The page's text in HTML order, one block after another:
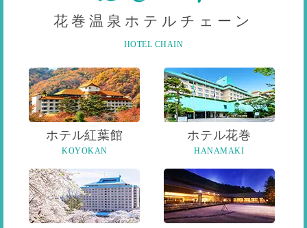
花巻温泉ホテルチェーン
HOTEL CHAIN
ホテル紅葉館
KOYOKAN
ホテル花巻
HANAMAKI